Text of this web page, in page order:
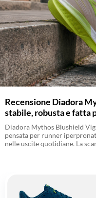
Recensione Diadora
stabile, robusta e fatta
Diadora Mythos Blushield
pensata per runner
nelle uscite quotidiane. La